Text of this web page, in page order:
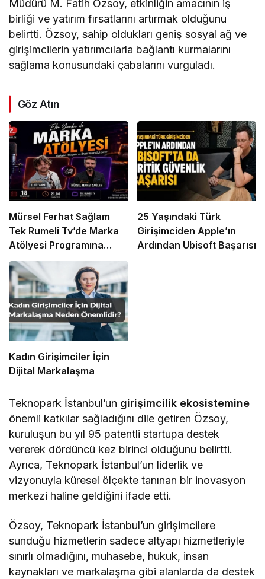
Müdürü M. Fatih Özsoy, etkinliğin amacının iş
birliği ve yatırım fırsatlarını artırmak olduğunu
belirtti. Özsoy, sahip oldukları geniş sosyal ağ ve
girişimcilerin yatırımcılarla bağlantı kurmalarını
sağlama konusundaki çabalarını vurguladı.
Göz Atın
Mürsel Ferhat Sağlam
Tek Rumeli Tv’de Marka
Atölyesi Programına
Konuk Oldu
25 Yaşındaki Türk
Girişimciden Apple’ın
Ardından Ubisoft Başarısı
Kadın Girişimciler İçin
Dijital Markalaşma
Teknopark İstanbul’un girişimcilik ekosistemine
önemli katkılar sağladığını dile getiren Özsoy,
kuruluşun bu yıl 95 patentli startupa destek
vererek dördüncü kez birinci olduğunu belirtti.
Ayrıca, Teknopark İstanbul’un liderlik ve
vizyonuyla küresel ölçekte tanınan bir inovasyon
merkezi haline geldiğini ifade etti.
Özsoy, Teknopark İstanbul’un girişimcilere
sunduğu hizmetlerin sadece altyapı hizmetleriyle
sınırlı olmadığını, muhasebe, hukuk, insan
kaynakları ve markalaşma gibi alanlarda da destek